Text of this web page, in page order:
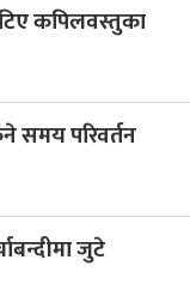
कपिलवस्तुका
समय परिवर्तन
जुटे